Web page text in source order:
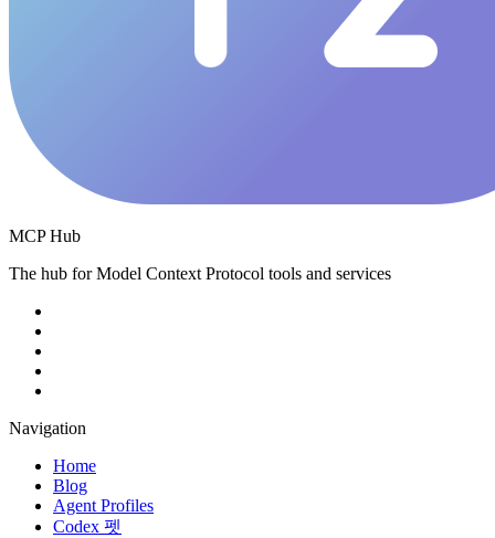
MCP Hub
The hub for Model Context Protocol tools and services
Navigation
Home
Blog
Agent Profiles
Codex 펫